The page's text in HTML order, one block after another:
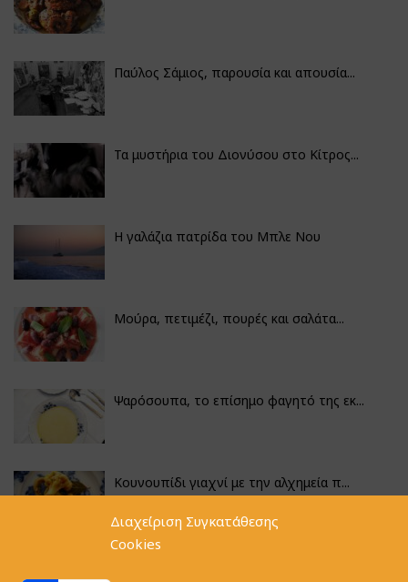
Διαχείριση Συγκατάθεσης
Cookies
Παύλος Σάμιος, παρουσία και απουσία...
Τα μυστήρια του Διονύσου στο Κίτρος...
Η γαλάζια πατρίδα του Μπλε Νου
Μούρα, πετιμέζι, πουρές και σαλάτα...
Ψαρόσουπα, το επίσημο φαγητό της εκ...
Κουνουπίδι γιαχνί με την αλχημεία π...